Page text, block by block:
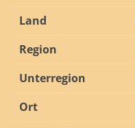
Land
Region
Unterregion
Ort